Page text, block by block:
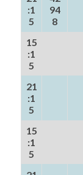
:1
5
94
8
15
:1
5
21
:1
5
15
:1
5